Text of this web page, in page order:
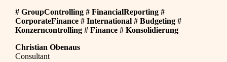
# GroupControlling # FinancialReporting #
CorporateFinance # International # Budgeting #
Konzerncontrolling # Finance # Konsolidierung
Christian Obenaus
Consultant